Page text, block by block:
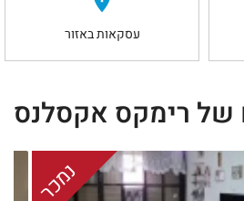
עסקאות באזור
של רימקס אקסלנס
נמכר